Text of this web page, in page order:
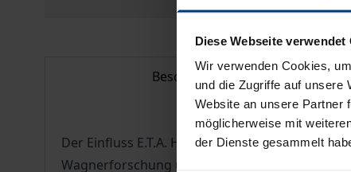
Diese Webseite verwendet
Wir verwenden Cookies,
und die Zugriffe auf unsere
Website an unsere Partner
möglicherweise mit
der Dienste gesammelt
Beschreibung
Der Einfluss E.T.A. Hoffmanns auf Richard
Wagnerforschung unbestritten. Dennoch